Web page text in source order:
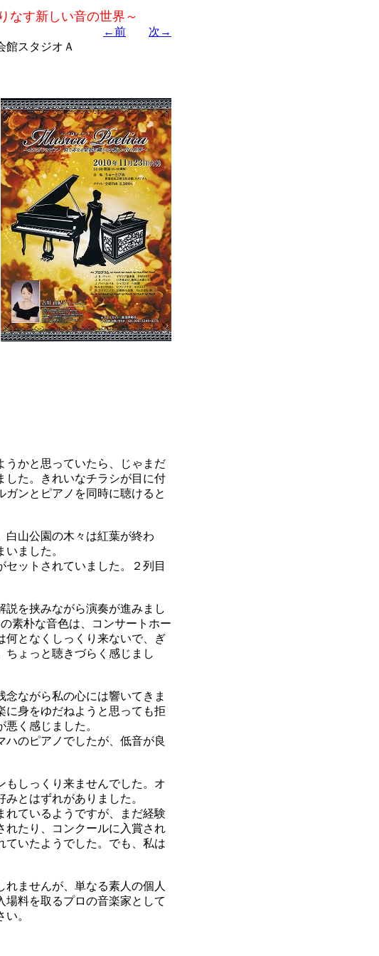
なす新しい音の世界～
←前
次→
スタジオＡ
かと思っていたら、じゃまだ
した。きれいなチラシが目に付
ンとピアノを同時に聴けると
山公園の木々は紅葉が終わ
ました。
ットされていました。２列目
を挟みながら演奏が進みまし
素朴な音色は、コンサートホー
何となくしっくり来ないで、ぎ
ちょっと聴きづらく感じまし
ながら私の心には響いてきま
に身をゆだねようと思っても拒
く感じました。
のピアノでしたが、低音が良
しっくり来ませんでした。オ
とはずれがありました。
ているようですが、まだ経験
れたり、コンクールに入賞され
ていたようでした。でも、私は
ませんが、単なる素人の個人
場料を取るプロの音楽家として
。